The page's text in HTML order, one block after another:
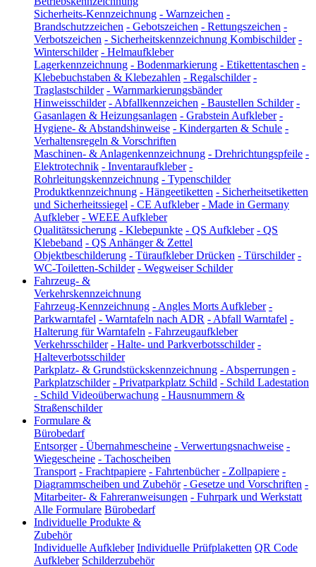
Sicherheits-Kennzeichnung - Warnzeichen -
Brandschutzzeichen - Gebotszeichen - Rettungszeichen -
Verbotszeichen - Sicherheitskennzeichnung Kombischilder -
Winterschilder - Helmaufkleber
Lagerkennzeichnung - Bodenmarkierung - Etikettentaschen -
Klebebuchstaben & Klebezahlen - Regalschilder -
Traglastschilder - Warnmarkierungsbänder
Hinweisschilder - Abfallkennzeichen - Baustellen Schilder -
Gasanlagen & Heizungsanlagen - Grabstein Aufkleber -
Hygiene- & Abstandshinweise - Kindergarten & Schule -
Verhaltensregeln & Vorschriften
Maschinen- & Anlagenkennzeichnung - Drehrichtungspfeile -
Elektrotechnik - Inventaraufkleber -
Rohrleitungskennzeichnung - Typenschilder
Produktkennzeichnung - Hängeetiketten - Sicherheitsetiketten
und Sicherheitssiegel - CE Aufkleber - Made in Germany
Aufkleber - WEEE Aufkleber
Qualitätssicherung - Klebepunkte - QS Aufkleber - QS
Klebeband - QS Anhänger & Zettel
Objektbeschilderung - Türaufkleber Drücken - Türschilder -
WC-Toiletten-Schilder - Wegweiser Schilder
Fahrzeug- &
Verkehrskennzeichnung
Fahrzeug-Kennzeichnung - Angles Morts Aufkleber -
Parkwarntafel - Warntafeln nach ADR - Abfall Warntafel -
Halterung für Warntafeln - Fahrzeugaufkleber
Verkehrsschilder - Halte- und Parkverbotsschilder -
Halteverbotsschilder
Parkplatz- & Grundstückskennzeichnung - Absperrungen -
Parkplatzschilder - Privatparkplatz Schild - Schild Ladestation
- Schild Videoüberwachung - Hausnummern &
Straßenschilder
Formulare &
Bürobedarf
Entsorger - Übernahmescheine - Verwertungsnachweise -
Wiegescheine - Tachoscheiben
Transport - Frachtpapiere - Fahrtenbücher - Zollpapiere -
Diagrammscheiben und Zubehör - Gesetze und Vorschriften -
Mitarbeiter- & Fahreranweisungen - Fuhrpark und Werkstatt
Alle Formulare Bürobedarf
Individuelle Produkte &
Zubehör
Individuelle Aufkleber Individuelle Prüfplaketten QR Code
Aufkleber Schilderzubehör